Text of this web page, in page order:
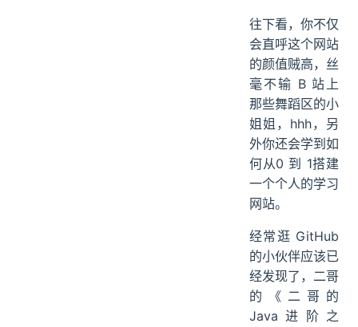
往下看，你不仅
会直呼这个网站
的颜值贼高，丝
毫不输 B 站上
那些舞蹈区的小
姐姐，hhh，另
外你还会学到如
何从0 到 1搭建
一个个人的学习
网站。
经常逛 GitHub
的小伙伴应该已
经发现了，二哥
的《二哥的
Java进阶之